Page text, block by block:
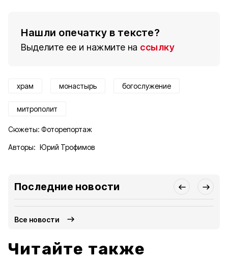
Нашли опечатку в тексте?
Выделите ее и нажмите на ссылку
храм монастырь богослужение
митрополит
Сюжеты: Фоторепортаж
Авторы: Юрий Трофимов
Последние новости
Все новости
Читайте также